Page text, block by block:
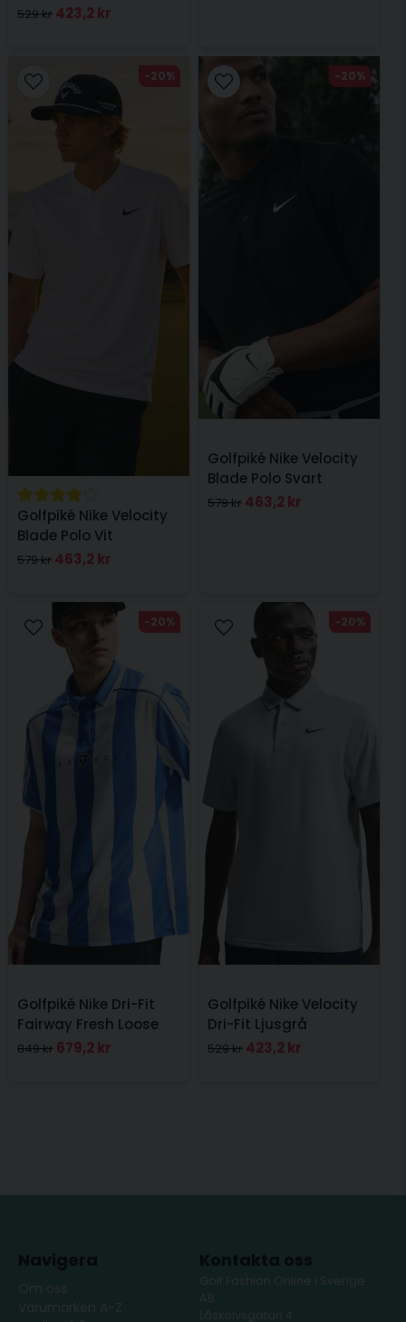
529 kr 423,2 kr
Golfpiké Nike Velocity
Blade Polo Vit
579 kr 463,2 kr
-20%
Golfpiké Nike Velocity
Blade Polo Svart
579 kr 463,2 kr
-20%
Golfpiké Nike Dri-Fit
Fairway Fresh Loose
849 kr 679,2 kr
-20%
Golfpiké Nike Velocity
Dri-Fit Ljusgrå
529 kr 423,2 kr
-20%
Om oss
Varumärken A-Z
Golf Fashion Online i Sverige
AB
Låskolvsgatan 4